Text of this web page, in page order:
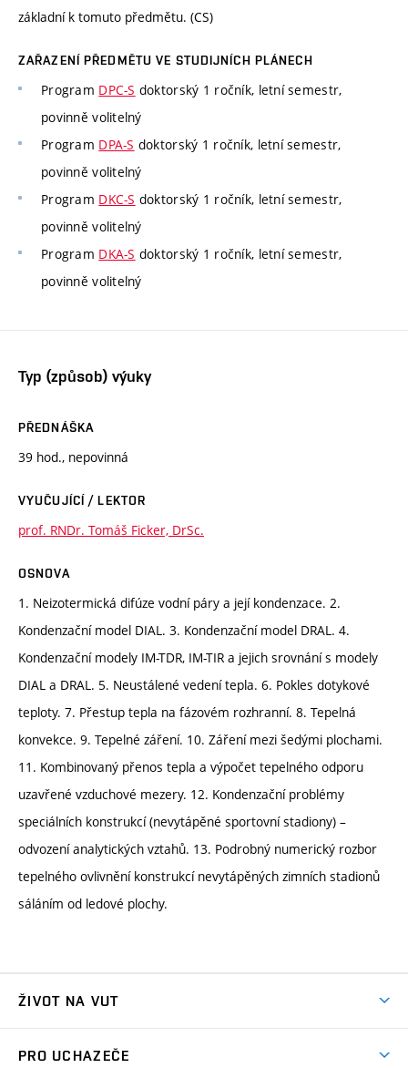
základní k tomuto předmětu. (CS)
ZAŘAZENÍ PŘEDMĚTU VE STUDIJNÍCH PLÁNECH
Program DPC-S doktorský 1 ročník, letní semestr,
povinně volitelný
Program DPA-S doktorský 1 ročník, letní semestr,
povinně volitelný
Program DKC-S doktorský 1 ročník, letní semestr,
povinně volitelný
Program DKA-S doktorský 1 ročník, letní semestr,
povinně volitelný
Typ (způsob) výuky
PŘEDNÁŠKA
39 hod., nepovinná
VYUČUJÍCÍ / LEKTOR
prof. RNDr. Tomáš Ficker, DrSc.
OSNOVA
1. Neizotermická difúze vodní páry a její kondenzace. 2.
Kondenzační model DIAL. 3. Kondenzační model DRAL. 4.
Kondenzační modely IM-TDR, IM-TIR a jejich srovnání s modely
DIAL a DRAL. 5. Neustálené vedení tepla. 6. Pokles dotykové
teploty. 7. Přestup tepla na fázovém rozhranní. 8. Tepelná
konvekce. 9. Tepelné záření. 10. Záření mezi šedými plochami.
11. Kombinovaný přenos tepla a výpočet tepelného odporu
uzavřené vzduchové mezery. 12. Kondenzační problémy
speciálních konstrukcí (nevytápěné sportovní stadiony) –
odvození analytických vztahů. 13. Podrobný numerický rozbor
tepelného ovlivnění konstrukcí nevytápěných zimních stadionů
sáláním od ledové plochy.
ŽIVOT NA VUT
PRO UCHAZEČE